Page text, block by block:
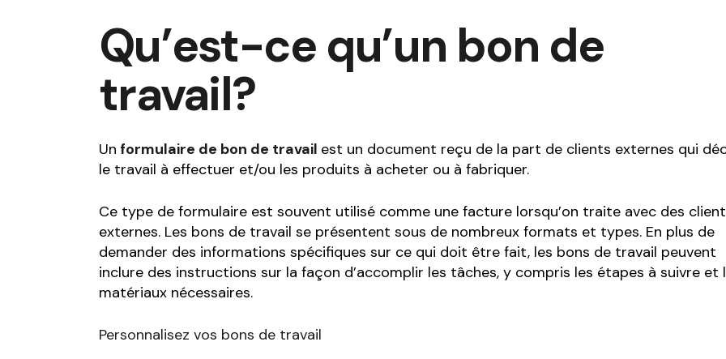
Qu’est-ce qu’un bon de
travail?
Un formulaire de bon de travail est un document reçu de la part de clients externes qui
le travail à effectuer et/ou les produits à acheter ou à fabriquer.
Ce type de formulaire est souvent utilisé comme une facture lorsqu’on traite avec des
externes. Les bons de travail se présentent sous de nombreux formats et types. En plus de
demander des informations spécifiques sur ce qui doit être fait, les bons de travail peuvent
inclure des instructions sur la façon d’accomplir les tâches, y compris les étapes à suivre et
matériaux nécessaires.
Personnalisez vos bons de travail